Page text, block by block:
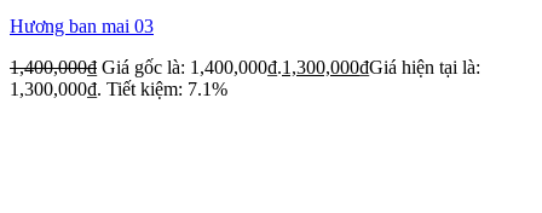
Hương ban mai 03
1,400,000₫ Giá gốc là: 1,400,000₫.1,300,000₫Giá hiện tại là:
1,300,000₫. Tiết kiệm: 7.1%